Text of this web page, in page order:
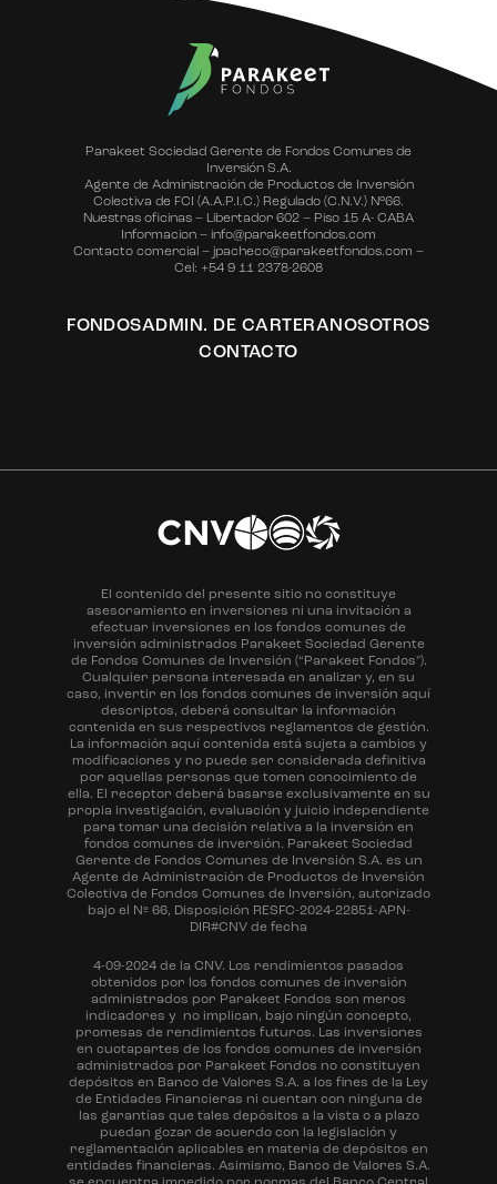
Parakeet Sociedad Gerente de Fondos Comunes de
Inversión S.A.
Agente de Administración de Productos de Inversión
Colectiva de FCI (A.A.P.I.C.) Regulado (C.N.V.) N°66.
Nuestras oficinas – Libertador 602 – Piso 15 A- CABA
Informacion – info@parakeetfondos.com
Contacto comercial – jpacheco@parakeetfondos.com –
Cel: +54 9 11 2378-2608
FONDOSADMIN. DE CARTERANOSOTROS
CONTACTO
El contenido del presente sitio no constituye
asesoramiento en inversiones ni una invitación a
efectuar inversiones en los fondos comunes de
inversión administrados Parakeet Sociedad Gerente
de Fondos Comunes de Inversión (“Parakeet Fondos").
Cualquier persona interesada en analizar y, en su
caso, invertir en los fondos comunes de inversión aquí
descriptos, deberá consultar la información
contenida en sus respectivos reglamentos de gestión.
La información aquí contenida está sujeta a cambios y
modificaciones y no puede ser considerada definitiva
por aquellas personas que tomen conocimiento de
ella. El receptor deberá basarse exclusivamente en su
propia investigación, evaluación y juicio independiente
para tomar una decisión relativa a la inversión en
fondos comunes de inversión. Parakeet Sociedad
Gerente de Fondos Comunes de Inversión S.A. es un
Agente de Administración de Productos de Inversión
Colectiva de Fondos Comunes de Inversión, autorizado
bajo el Nº 66, Disposición RESFC-2024-22851-APN-
DIR#CNV de fecha
4-09-2024 de la CNV. Los rendimientos pasados
obtenidos por los fondos comunes de inversión
administrados por Parakeet Fondos son meros
indicadores y no implican, bajo ningún concepto,
promesas de rendimientos futuros. Las inversiones
en cuotapartes de los fondos comunes de inversión
administrados por Parakeet Fondos no constituyen
depósitos en Banco de Valores S.A. a los fines de la Ley
de Entidades Financieras ni cuentan con ninguna de
las garantías que tales depósitos a la vista o a plazo
puedan gozar de acuerdo con la legislación y
reglamentación aplicables en materia de depósitos en
entidades financieras. Asimismo, Banco de Valores S.A.